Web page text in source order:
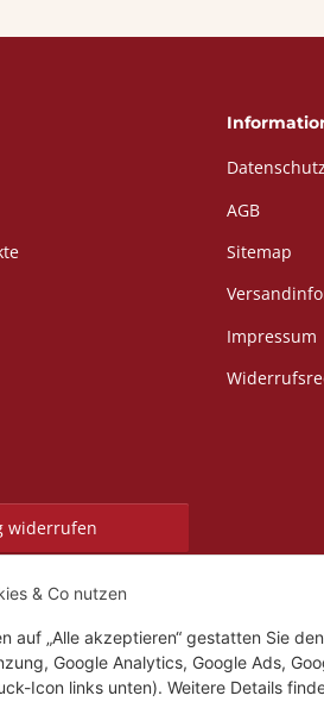
& Co nutzen
auf „Alle akzeptieren“ gestatten Sie
Google Analytics, Google Ads,
Icon links unten). Weitere Details
Datenschutz
AGB
Sitemap
Impressum
widerrufen
USt., zzgl.